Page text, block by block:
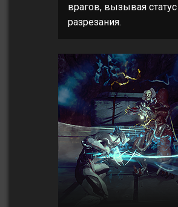
врагов, вызывая статус
разрезания.